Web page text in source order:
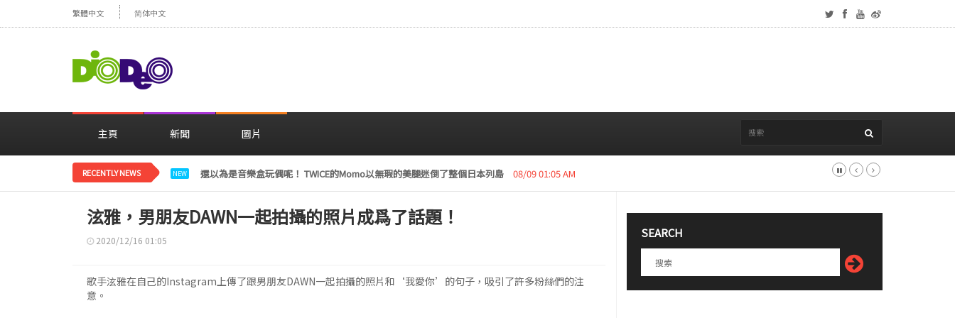
繁體中文 简体中文
主頁 新聞 圖片
RECENTLY NEWS NEW LE SSERAFIM金彩元恢復活動“下周開始安排日程” 08/08 01:05 AM
泫雅，男朋友DAWN一起拍攝的照片成爲了話題！
2020/12/16 01:05
歌手泫雅在自己的Instagram上傳了跟男朋友DAWN一起拍攝的照片和‘我愛你’的句子，吸引了許多粉絲們的注
意。
SEARCH